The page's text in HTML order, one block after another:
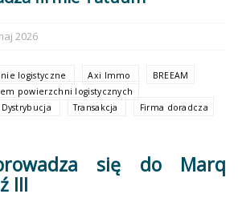
2026
logistyczne Axi Immo
BREEAM
powierzchni logistycznych
Dystrybucja Transakcja
Firma doradcza
się do Marq
III